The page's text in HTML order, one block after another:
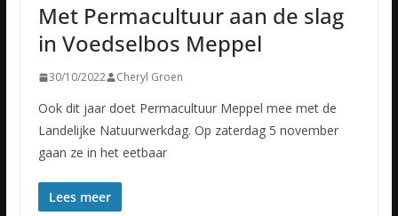
Met Permacultuur aan de slag
in Voedselbos Meppel
30/10/2022 Cheryl Groen
Ook dit jaar doet Permacultuur Meppel mee met de
Landelijke Natuurwerkdag. Op zaterdag 5 november
gaan ze in het eetbaar
Lees meer